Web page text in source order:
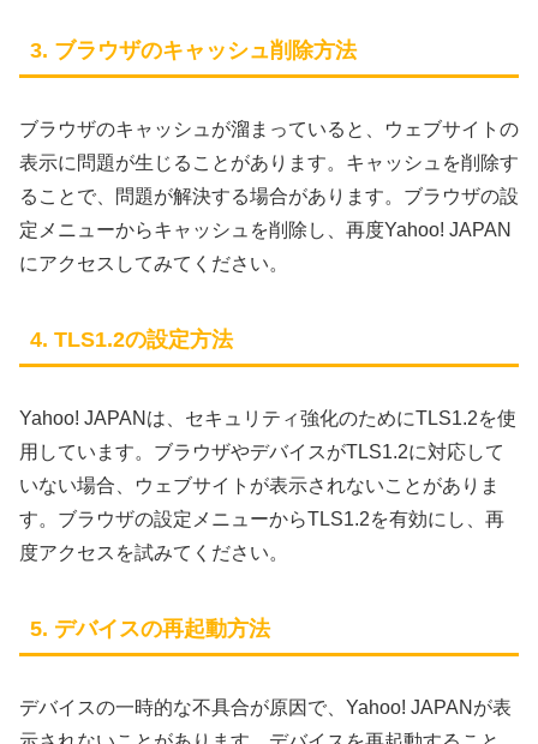
3. ブラウザのキャッシュ削除方法
ブラウザのキャッシュが溜まっていると、ウェブサイトの
表示に問題が生じることがあります。キャッシュを削除す
ることで、問題が解決する場合があります。ブラウザの設
定メニューからキャッシュを削除し、再度Yahoo! JAPAN
にアクセスしてみてください。
4. TLS1.2の設定方法
Yahoo! JAPANは、セキュリティ強化のためにTLS1.2を使
用しています。ブラウザやデバイスがTLS1.2に対応して
いない場合、ウェブサイトが表示されないことがありま
す。ブラウザの設定メニューからTLS1.2を有効にし、再
度アクセスを試みてください。
5. デバイスの再起動方法
デバイスの一時的な不具合が原因で、Yahoo! JAPANが表